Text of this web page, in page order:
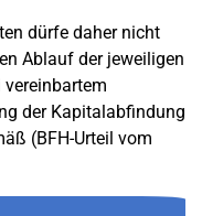
dürfe daher nicht
Ablauf der jeweiligen
der Kapitalabfindung
(BFH-Urteil vom